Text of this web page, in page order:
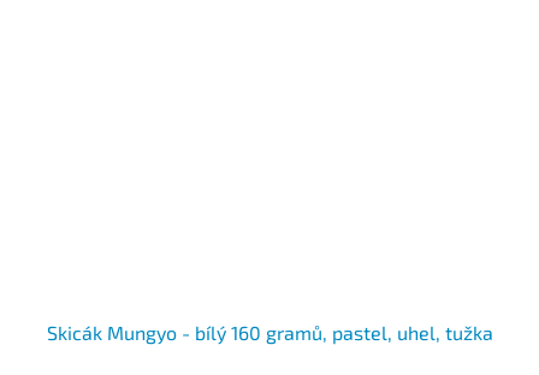
Skicák Mungyo - bílý 160 gramů, pastel, uhel, tužka